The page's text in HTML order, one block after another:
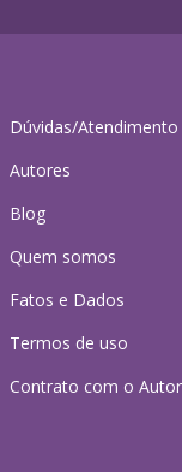
Dúvidas/Atendimento
Autores
Blog
Quem somos
Fatos e Dados
Termos de uso
Contrato com o Autor